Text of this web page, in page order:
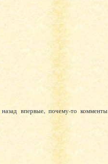
впервые, почему-то комменты